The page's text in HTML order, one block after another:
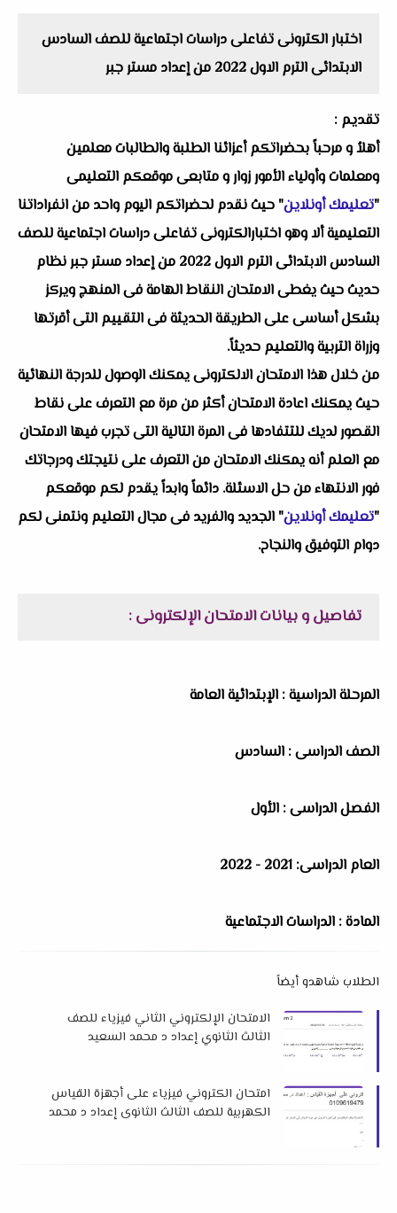
اختبار الكترونى تفاعلى دراسات اجتماعية للصف السادس
الابتدائى الترم الاول 2022 من إعداد مستر جبر
تقديم :
أهلاُ و مرحباً بحضراتكم أعزائنا الطلبة والطالبات معلمين
ومعلمات وأولياء الأمور زوار و متابعى موقعكم التعليمى
"تعليمك أونلاين" حيث نقدم لحضراتكم اليوم واحد من انفراداتنا
التعليمية ألا وهو اختبارالكترونى تفاعلى دراسات اجتماعية للصف
السادس الابتدائى الترم الاول 2022 من إعداد مستر جبر نظام
حديث حيث يغطى الامتحان النقاط الهامة فى المنهج ويركز
بشكل أساسى على الطريقة الحديثة فى التقييم التى أقرتها
وزراة التربية والتعليم حديثاً.
من خلال هذا الامتحان الالكترونى يمكنك الوصول للدرجة النهائية
حيث يمكنك اعادة الامتحان أكثر من مرة مع التعرف على نقاط
القصور لديك للتتفادها فى المرة التالية التى تجرب فيها الامتحان
مع العلم أنه يمكنك الامتحان من التعرف على نتيجتك ودرجاتك
فور الانتهاء من حل الاسئلة. دائماً وابداً يقدم لكم موقعكم
"تعليمك أونلاين" الجديد والفريد فى مجال التعليم ونتمنى لكم
دوام التوفيق والنجاح.
تفاصيل و بيانات الامتحان الإلكترونى :
المرحلة الدراسية : الإبتدائية العامة
الصف الدراسى : السادس
الفصل الدراسى : الأول
العام الدراسى: 2021 - 2022
المادة : الدراسات الاجتماعية
الطلاب شاهدو أيضاً
الامتحان الإلكتروني الثاني فيزياء للصف
الثالث الثانوي إعداد د محمد السعيد
امتحان الكتروني فيزياء على أجهزة القياس
الكهربية للصف الثالث الثانوى إعداد د محمد